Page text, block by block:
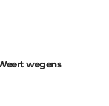
wegens